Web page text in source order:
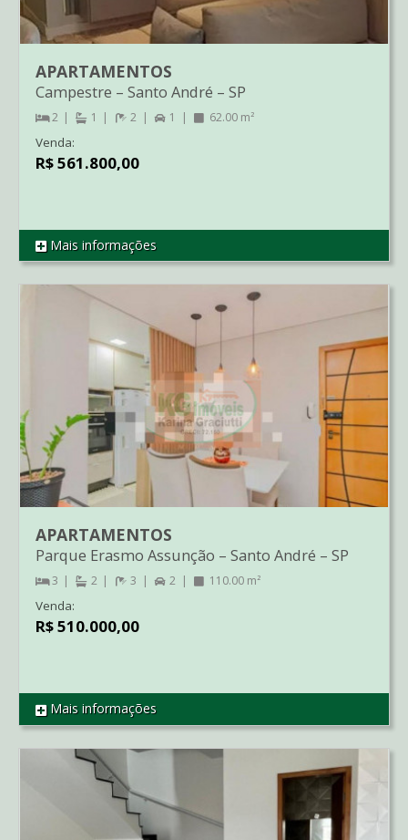
REF AP2513
APARTAMENTOS
Campestre – Santo André – SP
2 1 2 1 62.00 m²
Venda:
R$ 561.800,00
Mais informações
REF AP2681
APARTAMENTOS
Parque Erasmo Assunção – Santo André – SP
3 2 3 2 110.00 m²
Venda:
R$ 510.000,00
Mais informações